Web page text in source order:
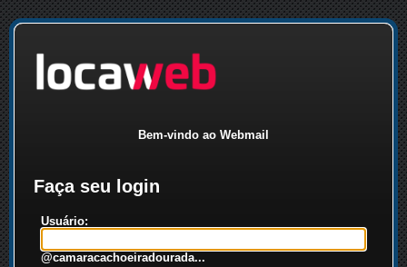
Bem-vindo ao Webmail
Faça seu login
Usuário:
@camaracachoeiradourada...